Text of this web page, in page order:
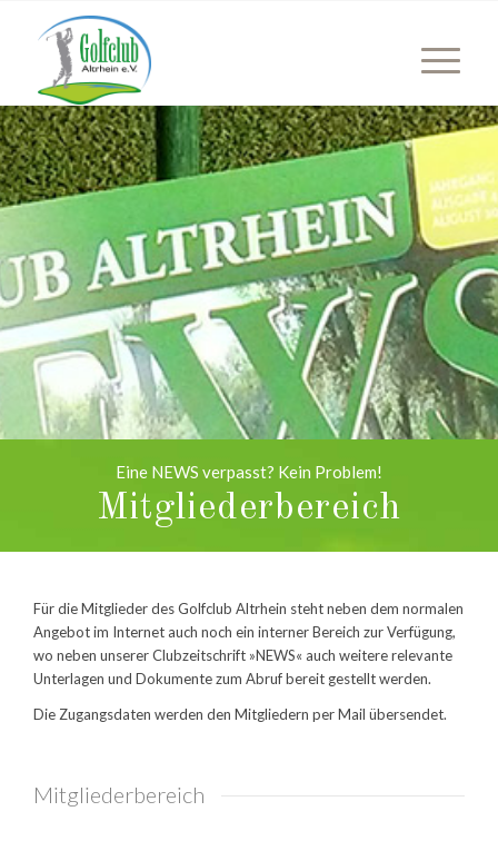
Eine NEWS verpasst? Kein Problem!
Mitgliederbereich
Für die Mitglieder des Golfclub Altrhein steht neben dem normalen
Angebot im Internet auch noch ein interner Bereich zur Verfügung,
wo neben unserer Clubzeitschrift »NEWS« auch weitere relevante
Unterlagen und Dokumente zum Abruf bereit gestellt werden.
Die Zugangsdaten werden den Mitgliedern per Mail übersendet.
Mitgliederbereich